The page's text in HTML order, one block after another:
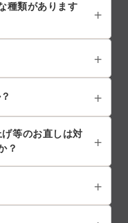
種類があります
等のお直しは対
？